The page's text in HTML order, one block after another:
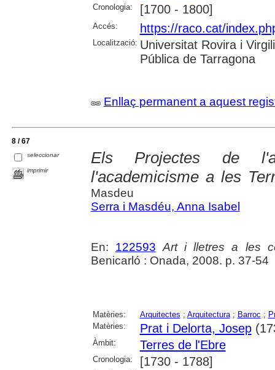
Cronologia: [1700 - 1800]
Accés: https://raco.cat/
Localització: Universitat Rovira i
Pública de Tarragona
Enllaç permanent a aquest
8 / 67
seleccionar
imprimir
Els Projectes de
l'academicisme a les
Masdeu
Serra i Masdéu, Anna Isabel
En: 122593 Art i lletres a les
Benicarló : Onada, 2008. p. 37-54
Matèries: Arquitectes ; Arquitectura; Barroc ;
Matèries:
Prat i Delorta, Josep
Àmbit: Terres de l'Ebre
Cronologia: [1730 - 1788]